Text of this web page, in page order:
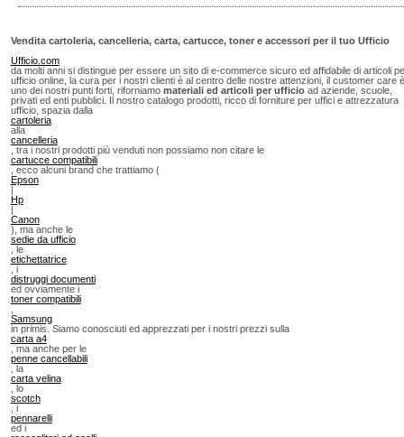
Vendita cartoleria, cancelleria, carta, cartucce, toner e accessori per il tuo Ufficio
Ufficio.com
da molti anni si distingue per essere un sito di e-commerce sicuro ed affidabile di articoli
ufficio online, la cura per i nostri clienti è al centro delle nostre attenzioni, il customer care è
uno dei nostri punti forti, riforniamo materiali ed articoli per ufficioad aziende, scuole,
privati ed enti pubblici. Il nostro catalogo prodotti, ricco di forniture per uffici e attrezzatura
ufficio, spazia dalla
cartoleria
alla
cancelleria
, tra i nostri prodotti più venduti non possiamo non citare le
cartucce compatibili
, ecco alcuni brand che trattiamo (
Epson
|
Hp
|
Canon
), ma anche le
sedie da ufficio
, le
etichettatrice
, i
distruggi documenti
ed ovviamente i
toner compatibili
Samsung
in primis. Siamo conosciuti ed apprezzati per i nostri prezzi sulla
carta a4
, ma anche per le
penne cancellabili
, la
carta velina
, lo
scotch
, i
pennarelli
ed i